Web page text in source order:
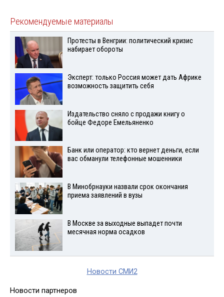
Рекомендуемые материалы
Протесты в Венгрии: политический кризис
набирает обороты
Эксперт: только Россия может дать Африке
возможность защитить себя
Издательство сняло с продажи книгу о
бойце Федоре Емельяненко
Банк или оператор: кто вернет деньги, если
вас обманули телефонные мошенники
В Минобрнауки назвали срок окончания
приема заявлений в вузы
В Москве за выходные выпадет почти
месячная норма осадков
Новости СМИ2
Новости партнеров